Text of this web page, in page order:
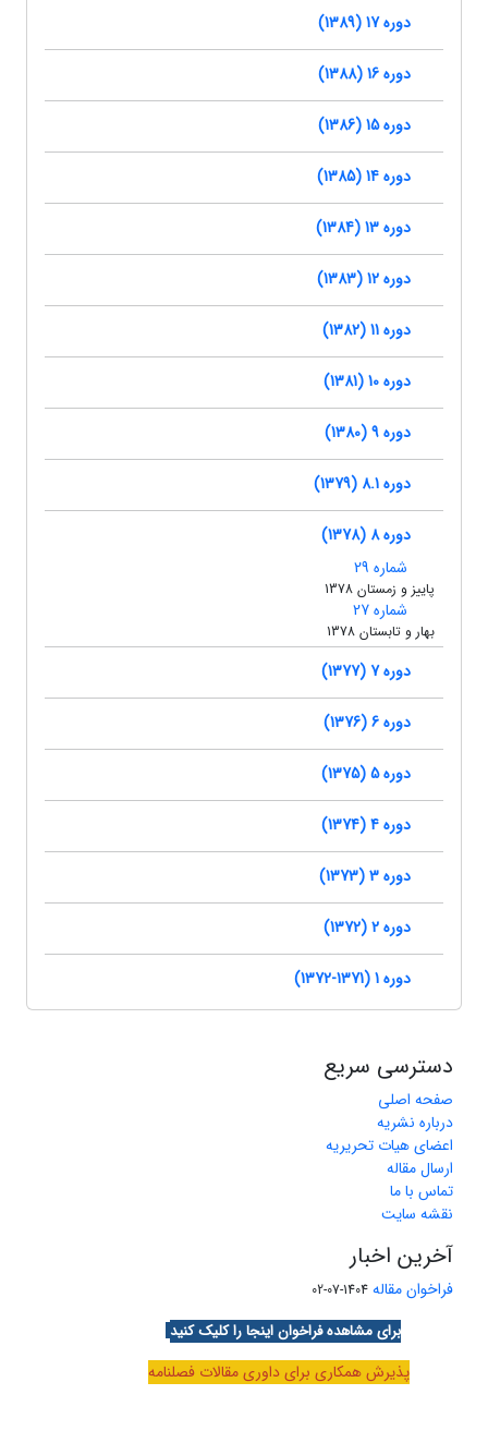
دوره 17 (1389)
دوره 16 (1388)
دوره 15 (1386)
دوره 14 (1385)
دوره 13 (1384)
دوره 12 (1383)
دوره 11 (1382)
دوره 10 (1381)
دوره 9 (1380)
دوره 8.1 (1379)
دوره 8 (1378)
شماره 29
پاییز و زمستان 1378
شماره 27
بهار و تابستان 1378
دوره 7 (1377)
دوره 6 (1376)
دوره 5 (1375)
دوره 4 (1374)
دوره 3 (1373)
دوره 2 (1372)
دوره 1 (1371-1372)
دسترسی سریع
صفحه اصلی
درباره نشریه
اعضای هیات تحریریه
ارسال مقاله
تماس با ما
نقشه سایت
آخرین اخبار
فراخوان مقاله 1404-07-02
برای مشاهده فراخوان اینجا را کلیک کنید
پذیرش همکاری برای داوری مقالات فصلنامه